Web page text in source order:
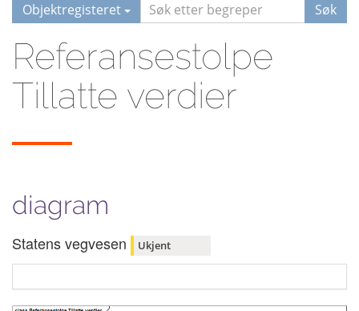
Objektregisteret Søk
Referansestolpe
Tillatte verdier
diagram
Statens vegvesen Ukjent